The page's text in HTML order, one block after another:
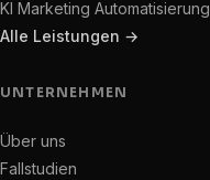
KI Marketing Automatisierung
Alle Leistungen →
UNTERNEHMEN
Über uns
Fallstudien